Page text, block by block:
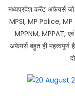
मध्यप्रदेश करेंट अफेयर्स जो
MPSI, MP Police,
MPPNM, MPPAT, एवं
अफेयर्स बहुत ही